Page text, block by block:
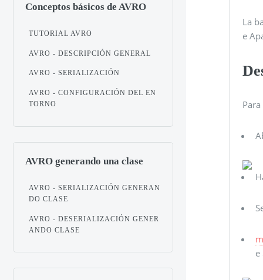
La
e
e
Conceptos básicos de AVRO
TUTORIAL AVRO
AVRO - DESCRIPCIÓN GENERAL
AVRO - SERIALIZACIÓN
AVRO - CONFIGURACIÓN DEL EN
TORNO
AVRO generando una clase
AVRO - SERIALIZACIÓN GENERAN
DO CLASE
AVRO - DESERIALIZACIÓN GENER
ANDO CLASE